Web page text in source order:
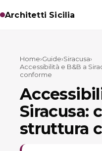
Architetti Sicilia
Home›Guide›Siracusa›
Accessibilità e B&B a
conforme
Siracusa:
struttura